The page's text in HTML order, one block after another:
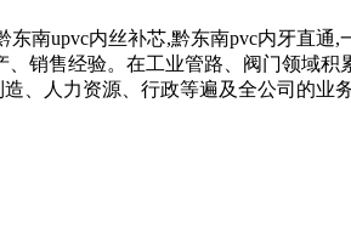
东南upvc内丝补芯,黔东南pvc内牙直
、销售经验。在工业管路、阀门领域
、人力资源、行政等遍及全公司的业